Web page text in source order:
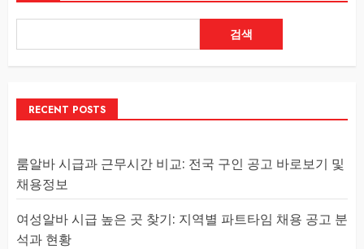
검색
RECENT POSTS
룸알바 시급과 근무시간 비교: 전국 구인 공고 바로보기 및
채용정보
여성알바 시급 높은 곳 찾기: 지역별 파트타임 채용 공고 분
석과 현황